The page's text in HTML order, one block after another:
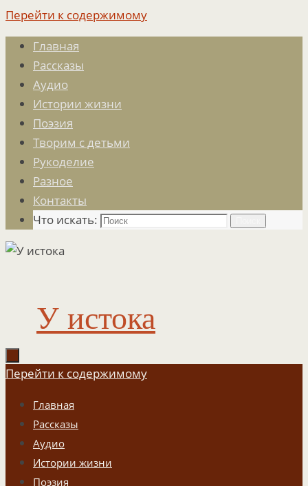
Перейти к содержимому
Главная
Рассказы
Аудио
Истории жизни
Поэзия
Творим с детьми
Рукоделие
Разное
Контакты
Что искать:
У истока
Перейти к содержимому
Главная
Рассказы
Аудио
Истории жизни
Поэзия